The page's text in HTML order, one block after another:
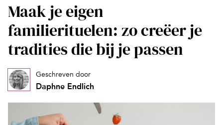
Maak je eigen
familierituelen: zo creëer je
tradities die bij je passen
Geschreven door
Daphne Endlich